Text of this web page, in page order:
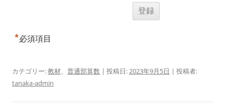
*必須項目
カテゴリー:教材、 普通部算数 | 投稿日:2023年9月5日 | 投稿者:
tanaka-admin